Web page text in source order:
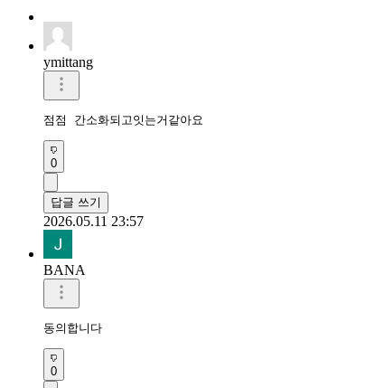
ymittang
점점 간소화되고잇는거같아요
0
답글 쓰기
2026.05.11 23:57
BANA
동의합니다
0